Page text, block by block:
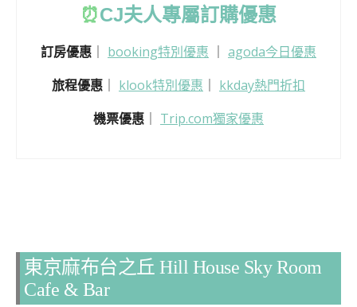
⏰CJ夫人專屬訂購優惠
訂房優惠 booking特別優惠
agoda今日優惠
旅程優惠
klook特別優惠
kkday熱門折扣
機票優惠
Trip.com獨家優惠
東京麻布台之丘 Hill House Sky Room
Cafe & Bar